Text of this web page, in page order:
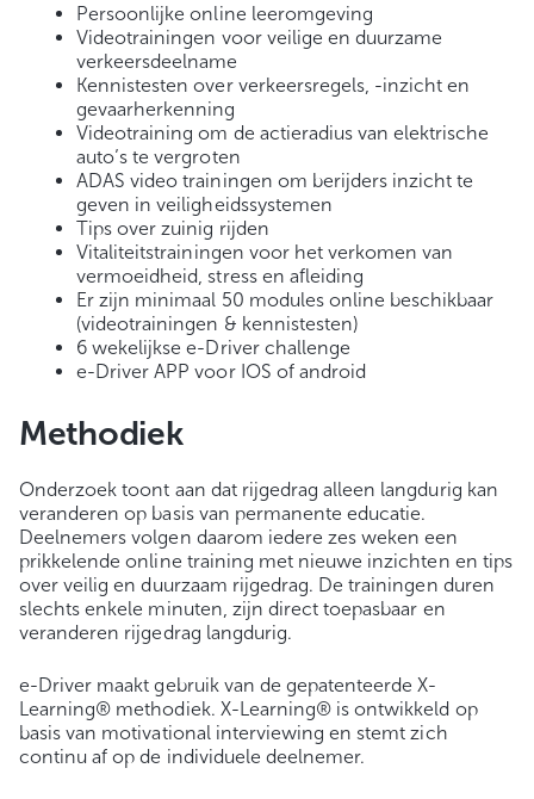
Persoonlijke online leeromgeving
Videotrainingen voor veilige en duurzame
verkeersdeelname
Kennistesten over verkeersregels, -inzicht en
gevaarherkenning
Videotraining om de actieradius van elektrische
auto’s te vergroten
ADAS video trainingen om berijders inzicht te
geven in veiligheidssystemen
Tips over zuinig rijden
Vitaliteitstrainingen voor het verkomen van
vermoeidheid, stress en afleiding
Er zijn minimaal 50 modules online beschikbaar
(videotrainingen & kennistesten)
6 wekelijkse e-Driver challenge
e-Driver APP voor IOS of android
Methodiek
Onderzoek toont aan dat rijgedrag alleen langdurig kan
veranderen op basis van permanente educatie.
Deelnemers volgen daarom iedere zes weken een
prikkelende online training met nieuwe inzichten en tips
over veilig en duurzaam rijgedrag. De trainingen duren
slechts enkele minuten, zijn direct toepasbaar en
veranderen rijgedrag langdurig.
e-Driver maakt gebruik van de gepatenteerde X-
Learning® methodiek. X-Learning® is ontwikkeld op
basis van motivational interviewing en stemt zich
continu af op de individuele deelnemer.